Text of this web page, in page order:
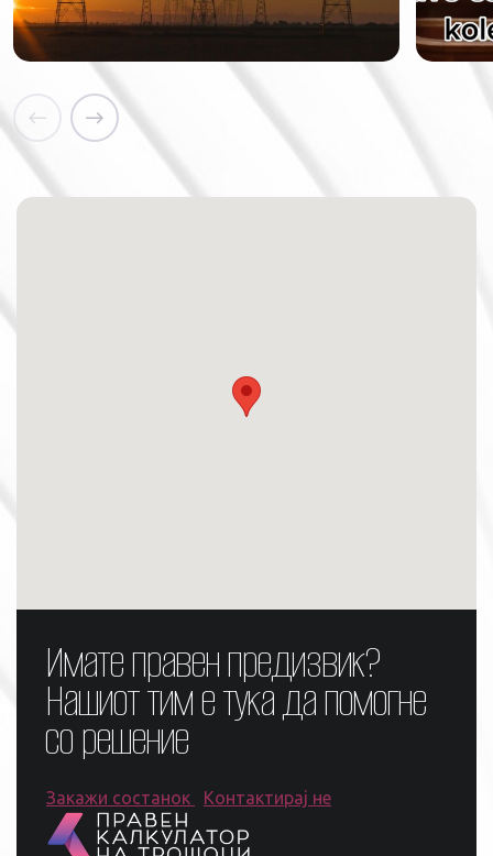
Имате правен предизвик?
Нашиот тим е тука да помогне
со решение
Закажи состанок Контактирај не